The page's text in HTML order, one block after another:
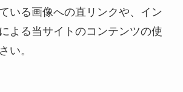
いる画像への直リンクや、イン
よる当サイトのコンテンツの使
い。